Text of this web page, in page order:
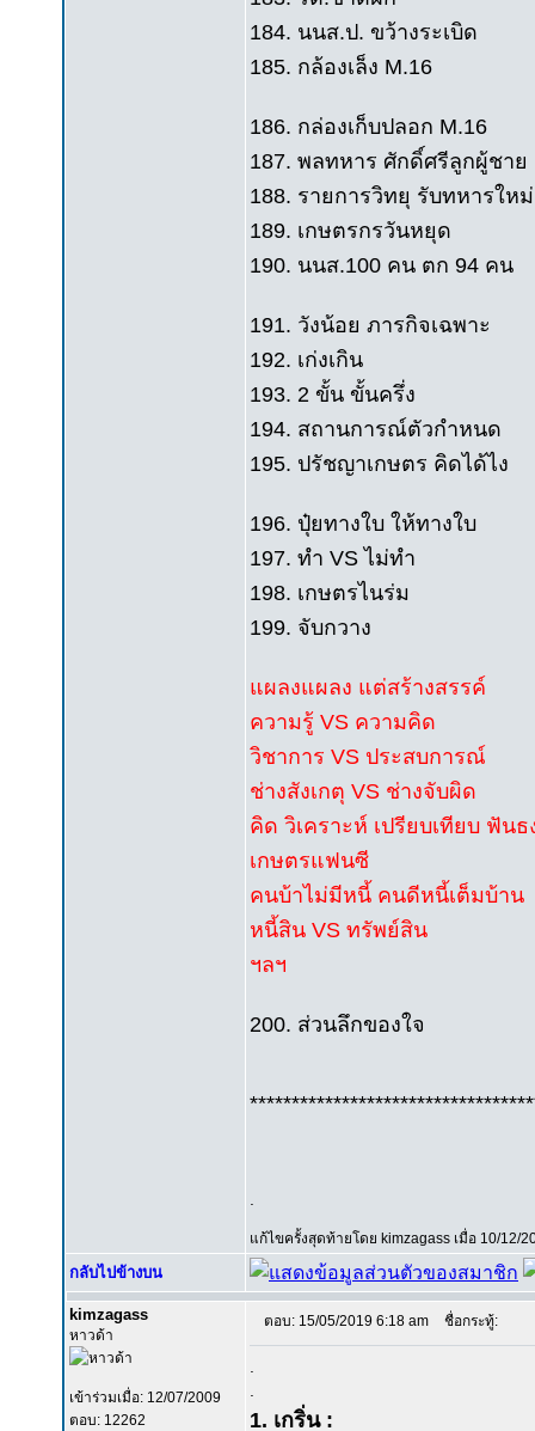
184. นนส.ป. ขว้างระเบิด
185. กล้องเล็ง M.16
186. กล่องเก็บปลอก M.16
187. พลทหาร ศักดิ์ศรีลูกผู้ชาย
188. รายการวิทยุ รับทหารใหม่
189. เกษตรกรวันหยุด
190. นนส.100 คน ตก 94 คน
191. วังน้อย ภารกิจเฉพาะ
192. เก่งเกิน
193. 2 ขั้น ขั้นครึ่ง
194. สถานการณ์ตัวกำหนด
195. ปรัชญาเกษตร คิดได้ไง
196. ปุ๋ยทางใบ ให้ทางใบ
197. ทำ VS ไม่ทำ
198. เกษตรไนร่ม
199. จับกวาง
แผลงแผลง แต่สร้างสรรค์
ความรู้ VS ความคิด
วิชาการ VS ประสบการณ์
ช่างสังเกตุ VS ช่างจับผิด
คิด วิเคราะห์ เปรียบเทียบ ฟันธ
เกษตรแฟนซี
คนบ้าไม่มีหนี้ คนดีหนี้เต็มบ้าน
หนี้สิน VS ทรัพย์สิน
ฯลฯ
200. ส่วนลึกของใจ
แก้ไขครั้งสุดท้ายโดย kimzagass เมื่อ 10/12/
กลับไปข้างบน
kimzagass
หาวด้า
เข้าร่วมเมื่อ: 12/07/2009
ตอบ: 12262
ตอบ: 15/05/2019 6:18 am ชื่อกระทู้:
1. เกริ่น :